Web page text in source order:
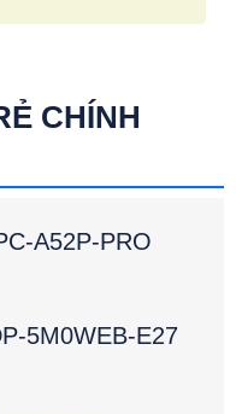
CHÍNH
A52P-PRO
5M0WEB-E27